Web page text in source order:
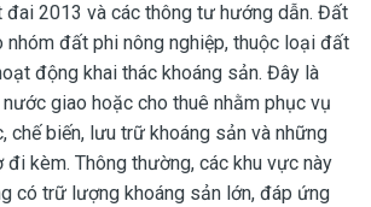
2013 và các thông tư hướng dẫn. Đất
nhóm đất phi nông nghiệp, thuộc loại đất
động khai thác khoáng sản. Đây là
giao hoặc cho thuê nhằm phục vụ
chế biến, lưu trữ khoáng sản và những
đi kèm. Thông thường, các khu vực này
có trữ lượng khoáng sản lớn, đáp ứng